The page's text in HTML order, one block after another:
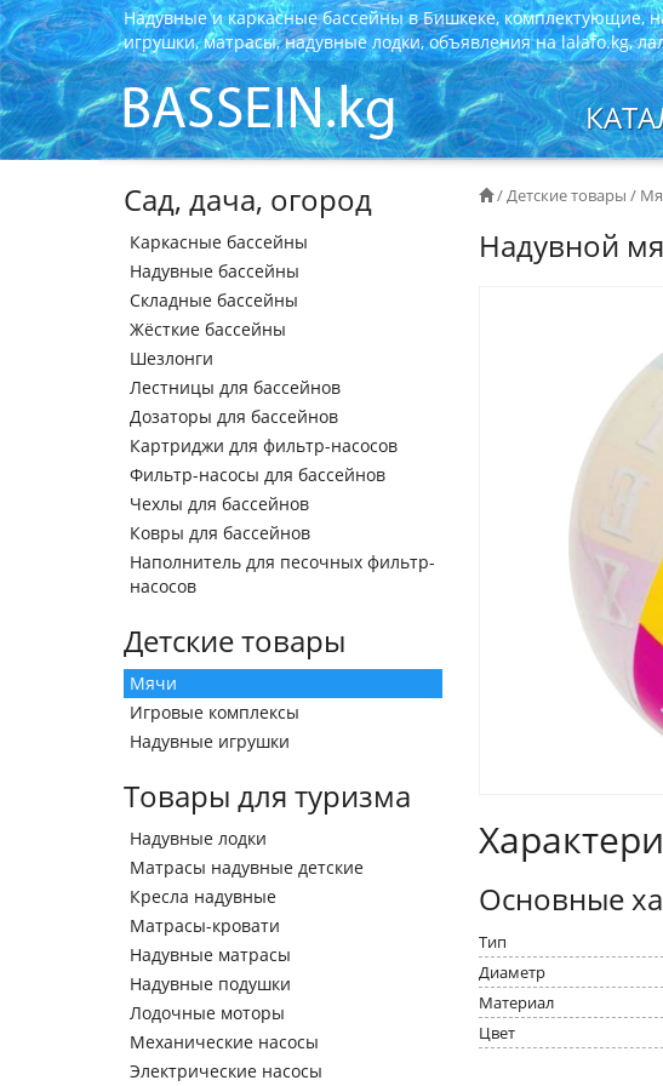
Надувные и каркасные бассейны в Бишкеке, комплектующие,
игрушки, матрасы, надувные лодки, объявления на lalafo.kg,
Сад, дача, огород
Каркасные бассейны
Надувные бассейны
Складные бассейны
Жёсткие бассейны
Шезлонги
Лестницы для бассейнов
Дозаторы для бассейнов
Картриджи для фильтр-насосов
Фильтр-насосы для бассейнов
Чехлы для бассейнов
Ковры для бассейнов
Наполнитель для песочных фильтр-
насосов
Детские товары
Мячи
Игровые комплексы
Надувные игрушки
Товары для туризма
Надувные лодки
Матрасы надувные детские
Кресла надувные
Матрасы-кровати
Надувные матрасы
Надувные подушки
Лодочные моторы
Механические насосы
Электрические насосы
/Детские товары /
Надувной
Основные
Тип
Диаметр
Материал
Цвет